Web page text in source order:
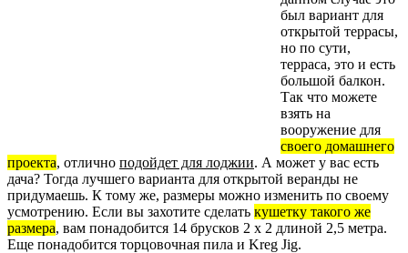
был вариант для
открытой террасы,
но по сути,
терраса, это и есть
большой балкон.
Так что можете
взять на
вооружение для
своего домашнего
проекта, отлично подойдет для лоджии. А может у вас есть
дача? Тогда лучшего варианта для открытой веранды не
придумаешь. К тому же, размеры можно изменить по своему
усмотрению. Если вы захотите сделать кушетку такого же
размера, вам понадобится 14 брусков 2 х 2 длиной 2,5 метра.
Еще понадобится торцовочная пила и Kreg Jig.